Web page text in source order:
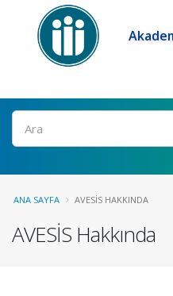
Ara
ANA SAYFA AVESİS HAKKINDA
AVESİS Hakkında